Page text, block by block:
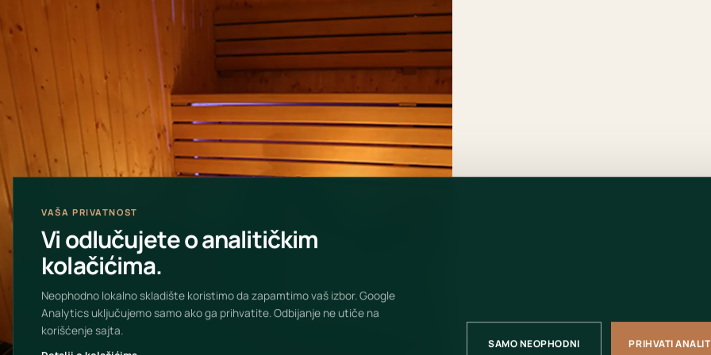
VAŠA PRIVATNOST
Vi odlučujete o analitičkim
kolačićima.
Neophodno lokalno skladište koristimo da zapamtimo vaš izbor. Google
Analytics uključujemo samo ako ga prihvatite. Odbijanje ne utiče na
korišćenje sajta.
SAMO NEOPHODNI PRIHVATI